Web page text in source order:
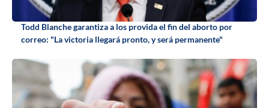
Todd Blanche garantiza a los provida el fin del aborto por
correo: "La victoria llegará pronto, y será permanente"